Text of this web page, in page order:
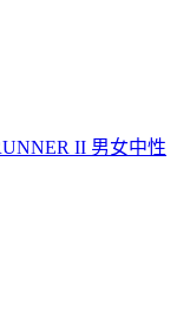
II 男女中性